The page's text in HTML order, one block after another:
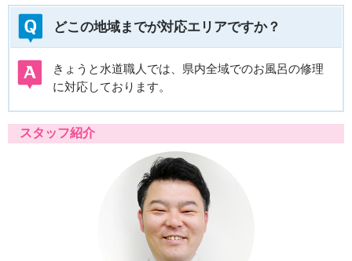
どこの地域までが対応エリアですか？
きょうと水道職人では、県内全域でのお風呂の修理
に対応しております。
スタッフ紹介